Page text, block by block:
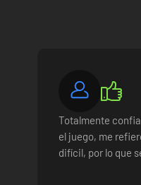
Totalmente
el juego, me
difícil, por lo que